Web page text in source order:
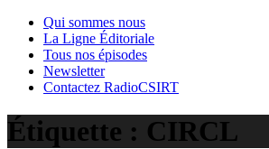
Qui sommes nous
La Ligne Éditoriale
Tous nos épisodes
Newsletter
Contactez RadioCSIRT
Étiquette : CIRCL